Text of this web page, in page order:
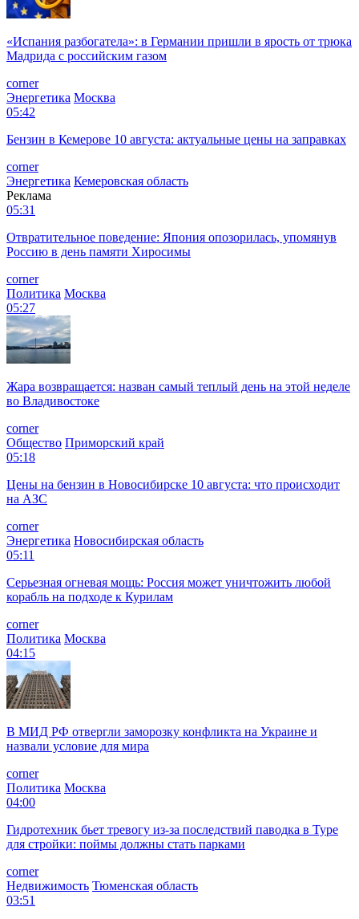
«Испания разбогатела»: в Германии пришли в ярость от трюка
Мадрида с российским газом
corner
Энергетика Москва
05:42
Бензин в Кемерове 10 августа: актуальные цены на заправках
corner
Энергетика Кемеровская область
Реклама
05:31
Отвратительное поведение: Япония опозорилась, упомянув
Россию в день памяти Хиросимы
corner
Политика Москва
05:27
Жара возвращается: назван самый теплый день на этой неделе
во Владивостоке
corner
Общество Приморский край
05:18
Цены на бензин в Новосибирске 10 августа: что происходит
на АЗС
corner
Энергетика Новосибирская область
05:11
Серьезная огневая мощь: Россия может уничтожить любой
корабль на подходе к Курилам
corner
Политика Москва
04:15
В МИД РФ отвергли заморозку конфликта на Украине и
назвали условие для мира
corner
Политика Москва
04:00
Гидротехник бьет тревогу из-за последствий паводка в Туре
для стройки: поймы должны стать парками
corner
Недвижимость Тюменская область
03:51